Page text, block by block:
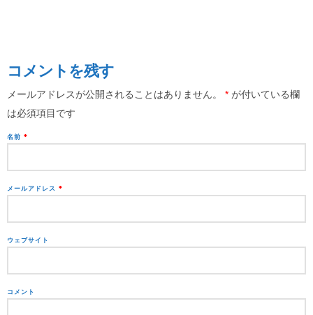
コメントを残す
メールアドレスが公開されることはありません。 * が付いている欄
は必須項目です
名前 *
メールアドレス *
ウェブサイト
コメント